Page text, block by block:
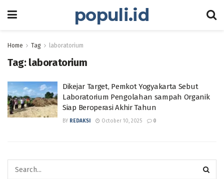
populi.id
Home Tag laboratorium
Tag: laboratorium
Dikejar Target, Pemkot Yogyakarta Sebut
Laboratorium Pengolahan sampah Organik
Siap Beroperasi Akhir Tahun
BY REDAKSI October 10, 2025 0